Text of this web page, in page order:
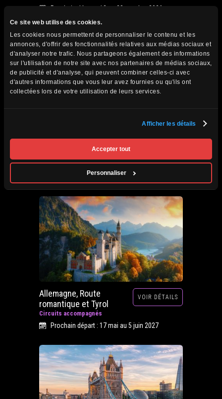
Ce site web utilise des cookies.
Les cookies nous permettent de personnaliser le contenu et les
annonces, d'offrir des fonctionnalités relatives aux médias sociaux et
d'analyser notre trafic. Nous partageons également des informations
sur l'utilisation de notre site avec nos partenaires de médias sociaux,
de publicité et d'analyse, qui peuvent combiner celles-ci avec
d'autres informations que vous leur avez fournies ou qu'ils ont
collectées lors de votre utilisation de leurs services.
Afficher les détails
Accepter tout
Personnaliser
Prochain départ : 12 au 28 octobre 2026
Allemagne, Route
romantique et Tyrol
Circuits accompagnés
VOIR DÉTAILS
Prochain départ : 17 mai au 5 juin 2027